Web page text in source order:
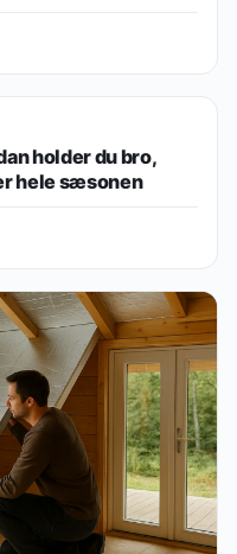
holder du bro,
hele sæsonen